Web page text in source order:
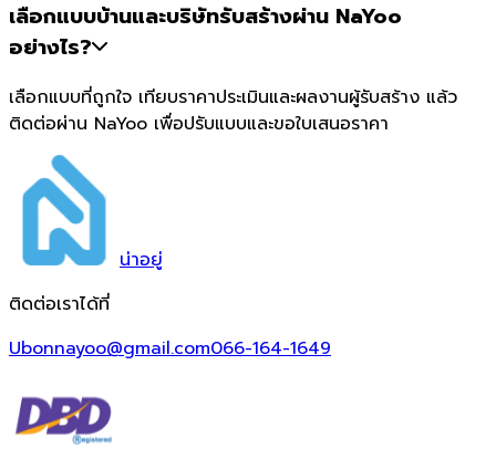
เลือกแบบบ้านและบริษัทรับสร้างผ่าน NaYoo
อย่างไร?
เลือกแบบที่ถูกใจ เทียบราคาประเมินและผลงานผู้รับสร้าง แล้ว
ติดต่อผ่าน NaYoo เพื่อปรับแบบและขอใบเสนอราคา
น่าอยู่
ติดต่อเราได้ที่
Ubonnayoo@gmail.com066-164-1649